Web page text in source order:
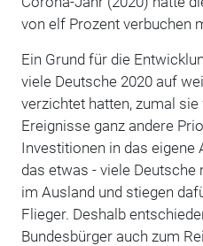
von elf Prozent verbuchen
Ein Grund für die
viele Deutsche 2020 auf
verzichtet hatten, zumal
Ereignisse ganz andere
Investitionen in das eigene
das etwas - viele
im Ausland und stiegen
Flieger. Deshalb
Bundesbürger auch zum